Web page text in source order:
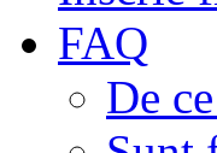
FAQ
De